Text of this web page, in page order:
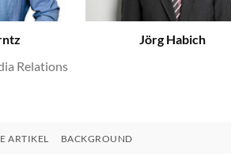
Relations
Jörg Habich
ARTIKEL BACKGROUND